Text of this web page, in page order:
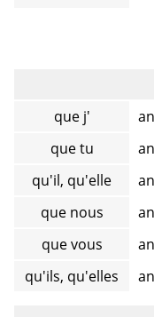
que j'
que tu
qu'il, qu'elle
que nous
que vous
qu'ils, qu'elles